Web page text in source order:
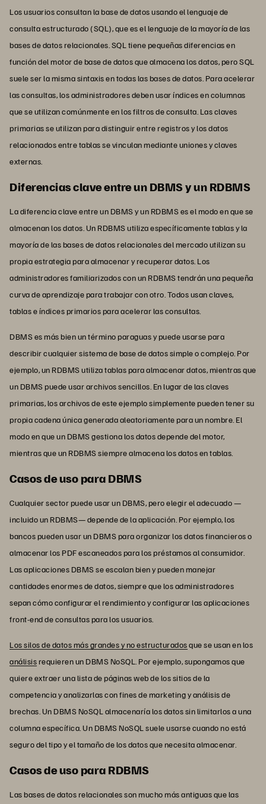
Los usuarios consultan la base de datos usando el lenguaje de
consulta estructurado (SQL), que es el lenguaje de la mayoría de las
bases de datos relacionales. SQL tiene pequeñas diferencias en
función del motor de base de datos que almacena los datos, pero SQL
suele ser la misma sintaxis en todas las bases de datos. Para acelerar
las consultas, los administradores deben usar índices en columnas
que se utilizan comúnmente en los filtros de consulta. Las claves
primarias se utilizan para distinguir entre registros y los datos
relacionados entre tablas se vinculan mediante uniones y claves
externas.
Diferencias clave entre un DBMS y un RDBMS
La diferencia clave entre un DBMS y un RDBMS es el modo en que se
almacenan los datos. Un RDBMS utiliza específicamente tablas y la
mayoría de las bases de datos relacionales del mercado utilizan su
propia estrategia para almacenar y recuperar datos. Los
administradores familiarizados con un RDBMS tendrán una pequeña
curva de aprendizaje para trabajar con otro. Todos usan claves,
tablas e índices primarios para acelerar las consultas.
DBMS es más bien un término paraguas y puede usarse para
describir cualquier sistema de base de datos simple o complejo. Por
ejemplo, un RDBMS utiliza tablas para almacenar datos, mientras que
un DBMS puede usar archivos sencillos. En lugar de las claves
primarias, los archivos de este ejemplo simplemente pueden tener su
propia cadena única generada aleatoriamente para un nombre. El
modo en que un DBMS gestiona los datos depende del motor,
mientras que un RDBMS siempre almacena los datos en tablas.
Casos de uso para DBMS
Cualquier sector puede usar un DBMS, pero elegir el adecuado —
incluido un RDBMS— depende de la aplicación. Por ejemplo, los
bancos pueden usar un DBMS para organizar los datos financieros o
almacenar los PDF escaneados para los préstamos al consumidor.
Las aplicaciones DBMS se escalan bien y pueden manejar
cantidades enormes de datos, siempre que los administradores
sepan cómo configurar el rendimiento y configurar las aplicaciones
front-end de consultas para los usuarios.
Los silos de datos más grandes y no estructuradosque se usan en los
análisisrequieren un DBMS NoSQL. Por ejemplo, supongamos que
quiere extraer una lista de páginas web de los sitios de la
competencia y analizarlas con fines de marketing y análisis de
brechas. Un DBMS NoSQL almacenaría los datos sin limitarlos a una
columna específica. Un DBMS NoSQL suele usarse cuando no está
seguro del tipo y el tamaño de los datos que necesita almacenar.
Casos de uso para RDBMS
Las bases de datos relacionales son mucho más antiguas que las